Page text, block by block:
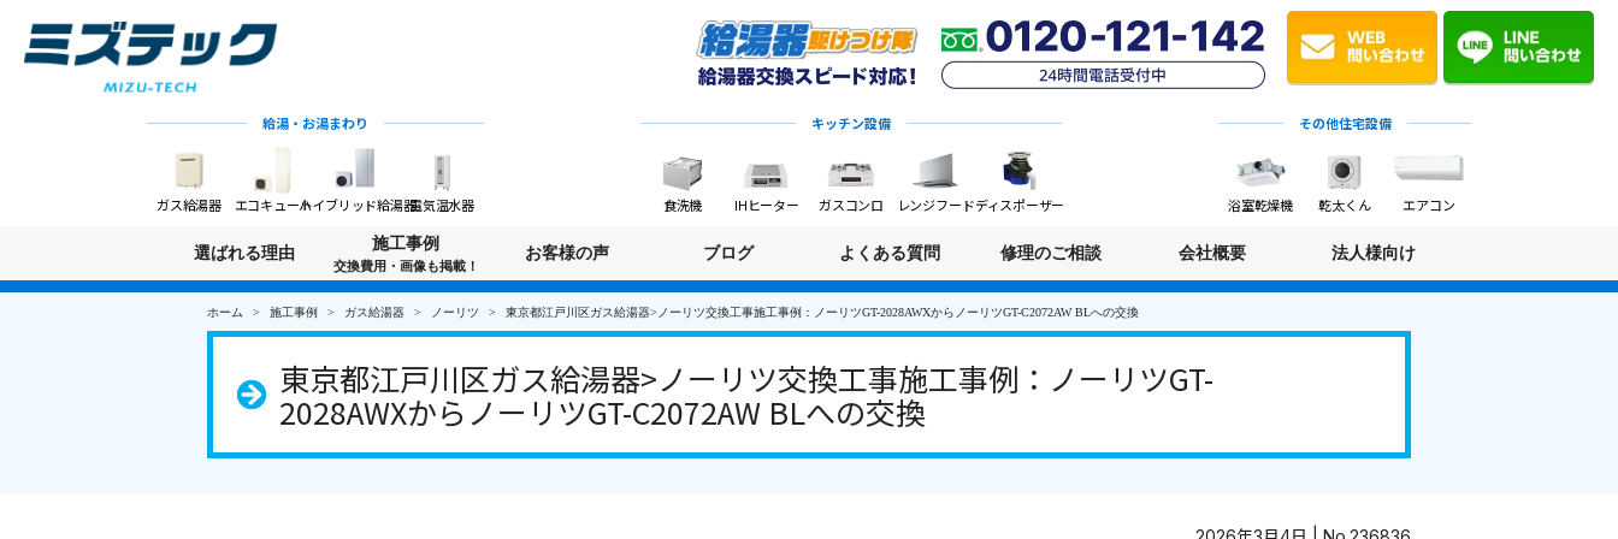
給湯・お湯まわり
ガス給湯器 エコキュートハイブリッド給湯器電気温水器
キッチン設備
食洗機 IHヒーター ガスコンロ レンジフードディスポーザー
その他住宅設備
浴室乾燥機 乾太くん エアコン
選ばれる理由
施工事例
交換費用・画像も掲載！
お客様の声 ブログ よくある質問 修理のご相談 会社概要 法人様向け
ホーム 施工事例 ガス給湯器 ノーリツ 東京都江戸川区ガス給湯器>ノーリツ交換工事施工事例：ノーリツGT-2028AWXからノーリツGT-C2072AW BLへの交換
東京都江戸川区ガス給湯器>ノーリツ交換工事施工事例：ノーリツGT-
2028AWXからノーリツGT-C2072AW BLへの交換